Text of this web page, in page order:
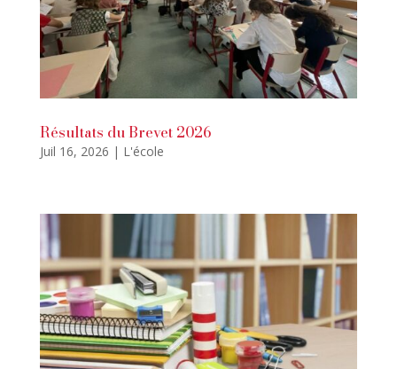
Résultats du Brevet 2026
Juil 16, 2026 | L'école